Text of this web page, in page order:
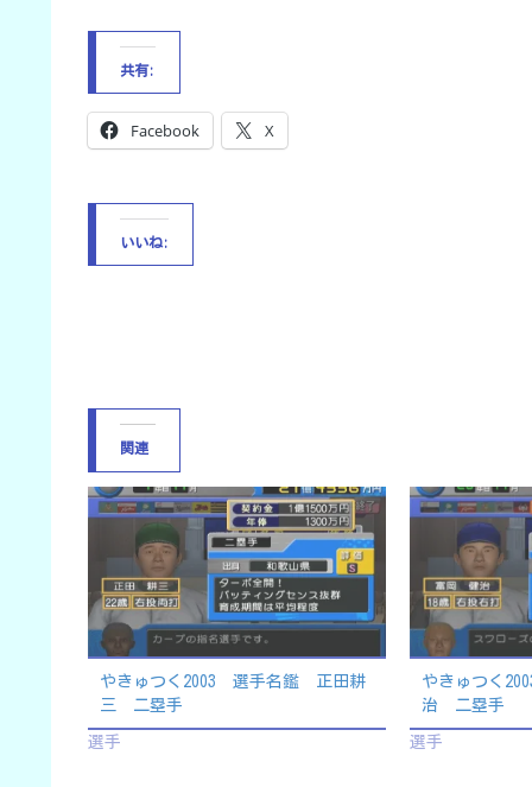
共有:
Facebook X
いいね:
関連
やきゅつく2003 選手名鑑 正田耕
三 二塁手
選手
やきゅつく
治 二塁手
選手